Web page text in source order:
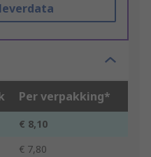
Per verpakking*
€ 8,10
€ 7,80